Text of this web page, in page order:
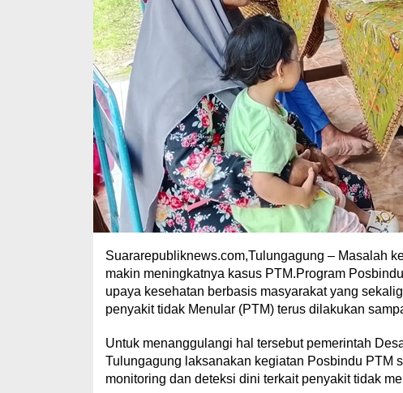
Suararepubliknews.com,Tulungagung – Masalah
makin meningkatnya kasus PTM.Program
upaya kesehatan berbasis masyarakat yang
penyakit tidak Menular (PTM) terus dilakukan
Untuk menanggulangi hal tersebut pemerintah
Tulungagung laksanakan kegiatan Posbindu PTM
monitoring dan deteksi dini terkait penyakit tidak